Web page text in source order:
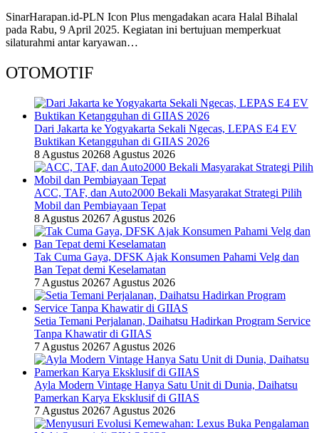
SinarHarapan.id-PLN Icon Plus mengadakan acara Halal Bihalal
pada Rabu, 9 April 2025. Kegiatan ini bertujuan memperkuat
silaturahmi antar karyawan…
OTOMOTIF
Dari Jakarta ke Yogyakarta Sekali Ngecas, LEPAS E4 EV
Buktikan Ketangguhan di GIIAS 2026
8 Agustus 20268 Agustus 2026
ACC, TAF, dan Auto2000 Bekali Masyarakat Strategi Pilih
Mobil dan Pembiayaan Tepat
8 Agustus 20267 Agustus 2026
Tak Cuma Gaya, DFSK Ajak Konsumen Pahami Velg dan
Ban Tepat demi Keselamatan
7 Agustus 20267 Agustus 2026
Setia Temani Perjalanan, Daihatsu Hadirkan Program Service
Tanpa Khawatir di GIIAS
7 Agustus 20267 Agustus 2026
Ayla Modern Vintage Hanya Satu Unit di Dunia, Daihatsu
Pamerkan Karya Eksklusif di GIIAS
7 Agustus 20267 Agustus 2026